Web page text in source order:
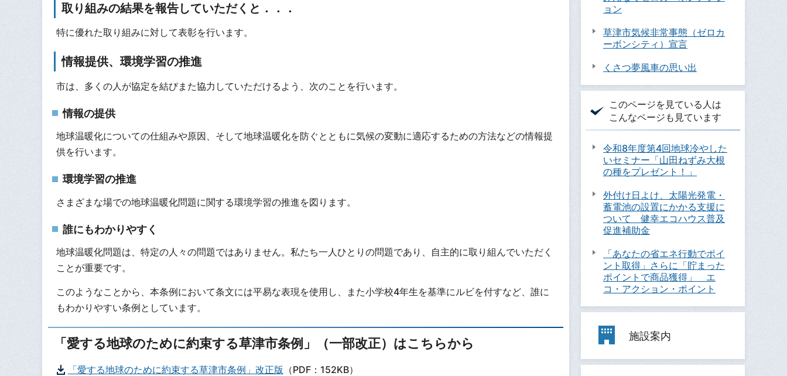
取り組みの結果を報告していただくと．．．
特に優れた取り組みに対して表彰を行います。
情報提供、環境学習の推進
市は、多くの人が協定を結びまた協力していただけるよう、次のことを行います。
情報の提供
地球温暖化についての仕組みや原因、そして地球温暖化を防ぐとともに気候の変動に適応するための方法などの情報提
供を行います。
環境学習の推進
さまざまな場での地球温暖化問題に関する環境学習の推進を図ります。
誰にもわかりやすく
地球温暖化問題は、特定の人々の問題ではありません。私たち一人ひとりの問題であり、自主的に取り組んでいただく
ことが重要です。
このようなことから、本条例において条文には平易な表現を使用し、また小学校4年生を基準にルビを付すなど、誰に
もわかりやすい条例としています。
「愛する地球のために約束する草津市条例」（一部改正）はこちらから
「愛する地球のために約束する草津市条例」改正版 （PDF：152KB）
ョン
草津市気候非常事態（ゼロカ
ーボンシティ）宣言
くさつ夢風車の思い出
このページを見ている人は
こんなページも見ています
令和8年度第4回地球冷やした
いセミナー「山田ねずみ大根
の種をプレゼント！」
外付け日よけ、太陽光発電・
蓄電池の設置にかかる支援に
ついて 健幸エコハウス普及
促進補助金
「あなたの省エネ行動でポイ
ント取得」さらに「貯まった
ポイントで商品獲得」 エ
コ・アクション・ポイント
施設案内